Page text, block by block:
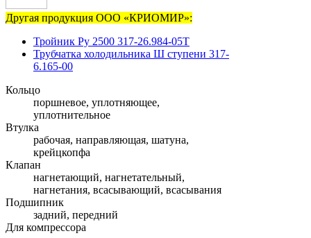
Другая продукция ООО «КРИОМИР»:
Тройник Ру 2500 317-26.984-05Т
Трубчатка холодильника Ш ступени 317-
6.165-00
Кольцо
поршневое, уплотняющее,
уплотнительное
Втулка
рабочая, направляющая, шатуна,
крейцкопфа
Клапан
нагнетающий, нагнетательный,
нагнетания, всасывающий, всасывания
Подшипник
задний, передний
Для компрессора